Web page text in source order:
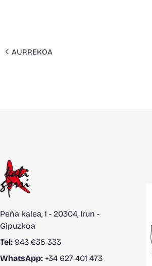
AURREKOA
Peña kalea, 1 - 20304, Irun -
Gipuzkoa
Tel: 943 635 333
WhatsApp: +34 627 401 473